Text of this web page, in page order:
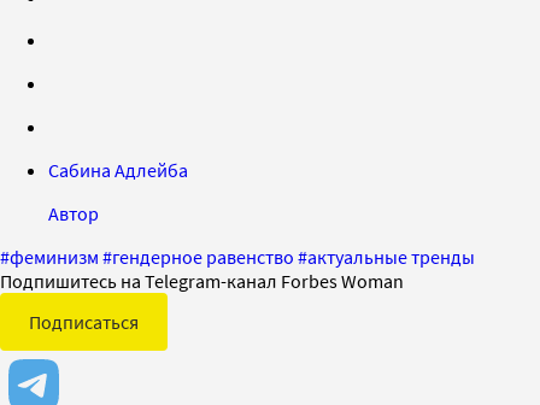
Сабина Адлейба
Автор
#феминизм #гендерное равенство #актуальные тренды
Подпишитесь на Telegram-канал Forbes Woman
Подписаться